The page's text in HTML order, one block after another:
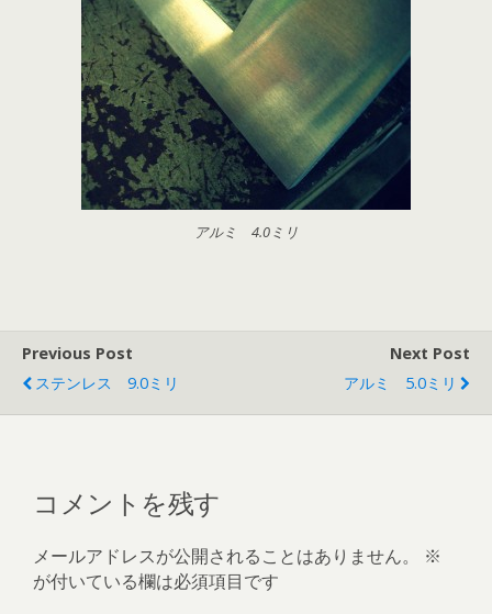
アルミ 4.0ミリ
Previous Post
ステンレス 9.0ミリ
Next Post
アルミ 5.0ミリ
コメントを残す
メールアドレスが公開されることはありません。
※
が付いている欄は必須項目です